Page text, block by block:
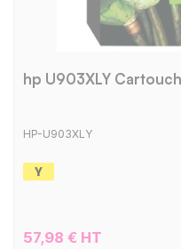
hp U903XLY
HP-U903XLY
57,98 € HT